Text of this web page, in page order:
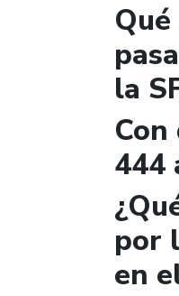
la
444
por
en